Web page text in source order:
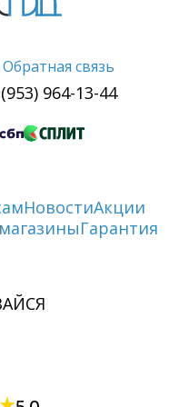
Обратная связь
964-13-44
НовостиАкции
Гарантия